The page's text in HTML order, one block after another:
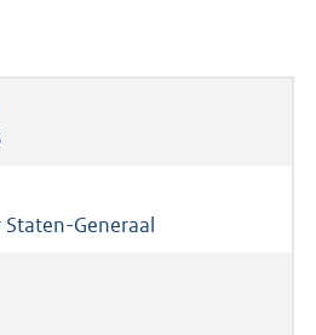
Generaal